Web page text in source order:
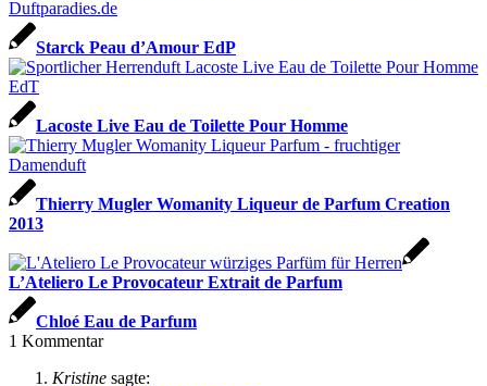
Starck Peau d’Amour EdP
Lacoste Live Eau de Toilette Pour Homme
Thierry Mugler Womanity Liqueur de Parfum Creation
2013
L’Ateliero Le Provocateur Extrait de Parfum
Chloé Eau de Parfum
1 Kommentar
Kristine sagte: